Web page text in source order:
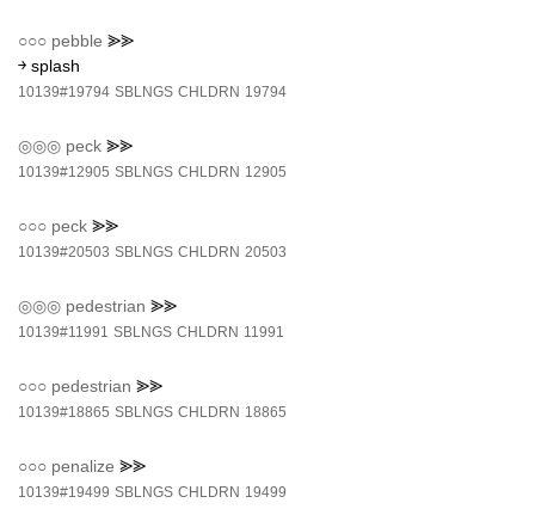
○○○ pebble ⪢⪢
￫ splash
10139#19794 SBLNGS CHLDRN 19794
◎◎◎ peck ⪢⪢
10139#12905 SBLNGS CHLDRN 12905
○○○ peck ⪢⪢
10139#20503 SBLNGS CHLDRN 20503
◎◎◎ pedestrian ⪢⪢
10139#11991 SBLNGS CHLDRN 11991
○○○ pedestrian ⪢⪢
10139#18865 SBLNGS CHLDRN 18865
○○○ penalize ⪢⪢
10139#19499 SBLNGS CHLDRN 19499